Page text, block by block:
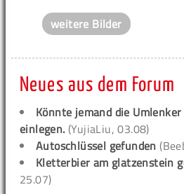
weitere Bilder
Neues aus dem Forum
Könnte jemand die
einlegen. (YujiaLiu, 03.08)
Autoschlüssel gefunden
Kletterbier am glatzenstein
25.07)